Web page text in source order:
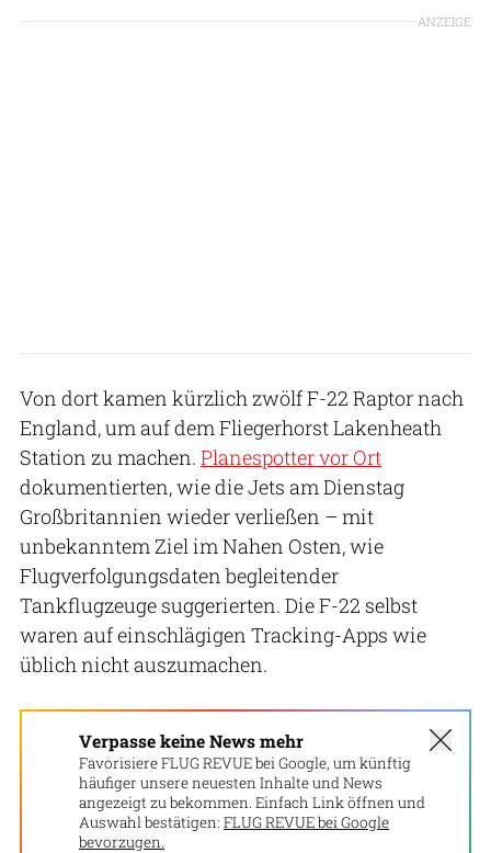
ANZEIGE
Von dort kamen kürzlich zwölf F-22 Raptor nach
England, um auf dem Fliegerhorst Lakenheath
Station zu machen. Planespotter vor Ort
dokumentierten, wie die Jets am Dienstag
Großbritannien wieder verließen – mit
unbekanntem Ziel im Nahen Osten, wie
Flugverfolgungsdaten begleitender
Tankflugzeuge suggerierten. Die F-22 selbst
waren auf einschlägigen Tracking-Apps wie
üblich nicht auszumachen.
Verpasse keine News mehr
Favorisiere FLUG REVUE bei Google, um künftig
häufiger unsere neuesten Inhalte und News
angezeigt zu bekommen. Einfach Link öffnen und
Auswahl bestätigen: FLUG REVUE bei Google
bevorzugen.